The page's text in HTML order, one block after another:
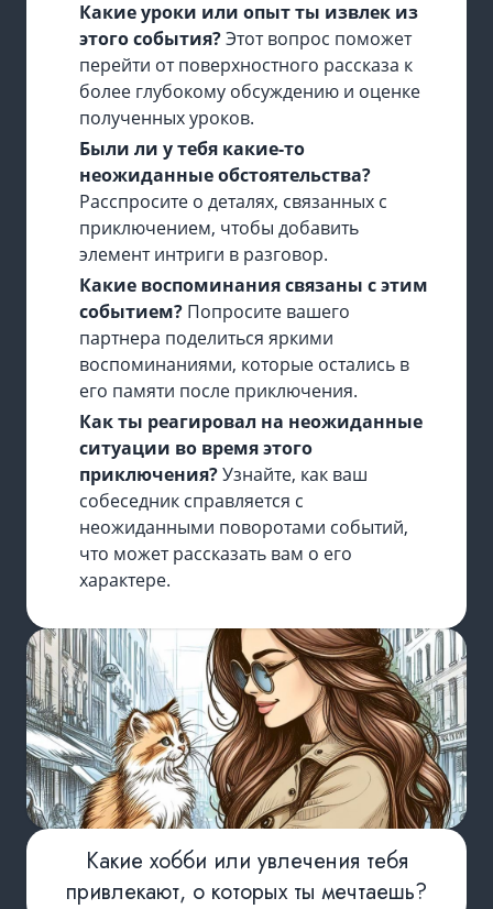
Какие уроки или опыт ты извлек из
этого события?Этот вопрос поможет
перейти от поверхностного рассказа к
более глубокому обсуждению и оценке
полученных уроков.
Были ли у тебя какие-то
неожиданные обстоятельства?
Расспросите о деталях, связанных с
приключением, чтобы добавить
элемент интриги в разговор.
Какие воспоминания связаны с этим
событием? Попросите вашего
партнера поделиться яркими
воспоминаниями, которые остались в
его памяти после приключения.
Как ты реагировал на неожиданные
ситуации во время этого
приключения?Узнайте, как ваш
собеседник справляется с
неожиданными поворотами событий,
что может рассказать вам о его
характере.
Какие хобби или увлечения тебя
привлекают, о которых ты мечтаешь?